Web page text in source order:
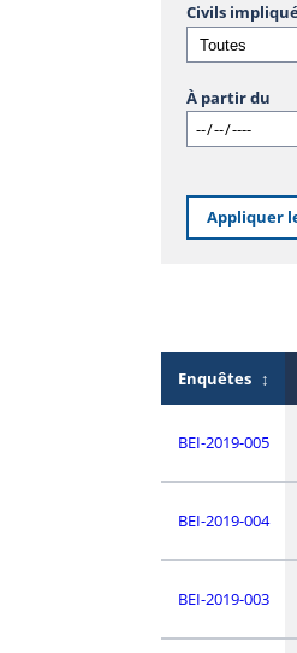
Civils
À partir du
Appliquer
Enquêtes ↕
BEI-2019-005
BEI-2019-004
BEI-2019-003